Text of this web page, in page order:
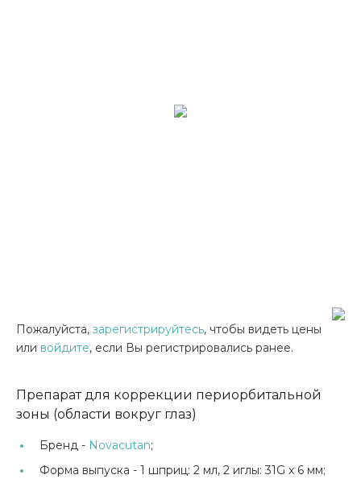
Пожалуйста, зарегистрируйтесь, чтобы видеть цены
или войдите, если Вы регистрировались ранее.
Препарат для коррекции периорбитальной
зоны (области вокруг глаз)
Бренд - Novacutan;
Форма выпуска - 1 шприц: 2 мл, 2 иглы: 31G х 6 мм;